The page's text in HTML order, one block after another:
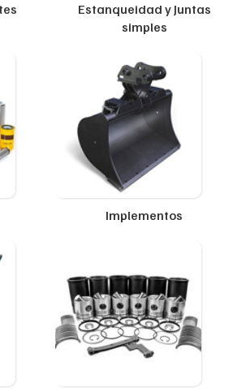
Estanqueidad y Juntas
simples
Implementos